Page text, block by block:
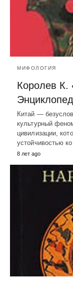
МИФОЛОГИЯ
Королев К.
Китай —
культурный
цивилизации,
устойчивостью
8 лет ago